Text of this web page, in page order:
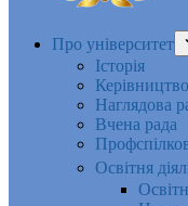
Про університет
Історія
Керівництво
Наглядова
Вчена рада
Освітня